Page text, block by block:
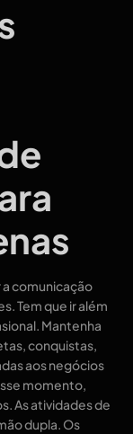
comunicação
Tem que ir além
Mantenha
conquistas,
aos negócios
momento,
As atividades de
dupla. Os